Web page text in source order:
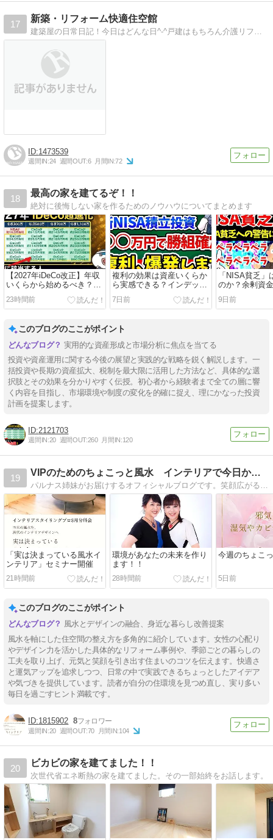
17
新築・リフォーム快適住空館
建築屋の日常日記！今日はどんな日^-^戸建はもちろん介護リフォームやアパート建築、大型倉庫まで手掛けています。
1473539
週間IN:24 週間OUT:6 月間IN:72
18
最高の家を建てるぞ！！
絶対に後悔しない家を作るためのノウハウについてまとめます
【2027年iDeCo改正】年収
いくらから始めるべき？40
代・50代・60代を20パター
ンで徹底比較
23時間前
複利の効果は資産いくらか
ら実感できる？インデック
ス投資の「爆発ライン」と
持ち出し0の目安を解説
7日前
「NISA貧乏」
のか？余剰資
の全力投資を
9日前
このブログのここがポイント
実用的な資産形成と市場分析に焦点を当てる
投資や資産運用に関する今後の展望と実践的な戦略を鋭く解説します。一
括投資や長期の資産拡大、税制を最大限に活用した方法など、具体的な選
択肢とその効果を分かりやすく伝授。初心者から経験者まで全ての層に響
く内容を目指し、市場環境や制度の変化を的確に捉え、理にかなった投資
計画を提案します。
2121703
週間IN:20 週間OUT:260 月間IN:120
19
VIPのためのちょこっと風水 インテリアで今日から開運！！
「実は決まっている風水イ
ンテリア」セミナー開催
21時間前
環境があなたの未来を作り
ます！！
28時間前
今週のちょこ
5日前
このブログのここがポイント
風水とデザインの融合、身近な暮らし改善提案
風水を軸にした住空間の整え方を多角的に紹介しています。女性の心配り
やデザイン力を活かした具体的なリフォーム事例や、季節ごとの暮らしの
工夫を取り上げ、元気と笑顔を引き出す住まいのコツを伝えます。快適さ
と運気アップを追求しつつ、日常の中で実践できるちょっとしたアイデア
や気づきを提供しています。読者が自分の住環境を見つめ直し、実り多い
毎日を過ごすヒント満載です。
1815902 8
週間IN:20 週間OUT:70 月間IN:104
20
ビカビの家を建てました！！
次世代省エネ断熱の家を建てました。その一部始終をお話します。